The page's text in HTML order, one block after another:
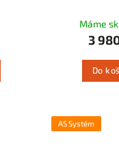
Máme
3
Do
AS Systém